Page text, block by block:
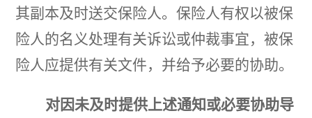
其副本及时送交保险人。保险人有权以被保
险人的名义处理有关诉讼或仲裁事宜，被保
险人 应提供有关文件，并给予必要的协助。
对因未及时提供上述通知或必要协助导